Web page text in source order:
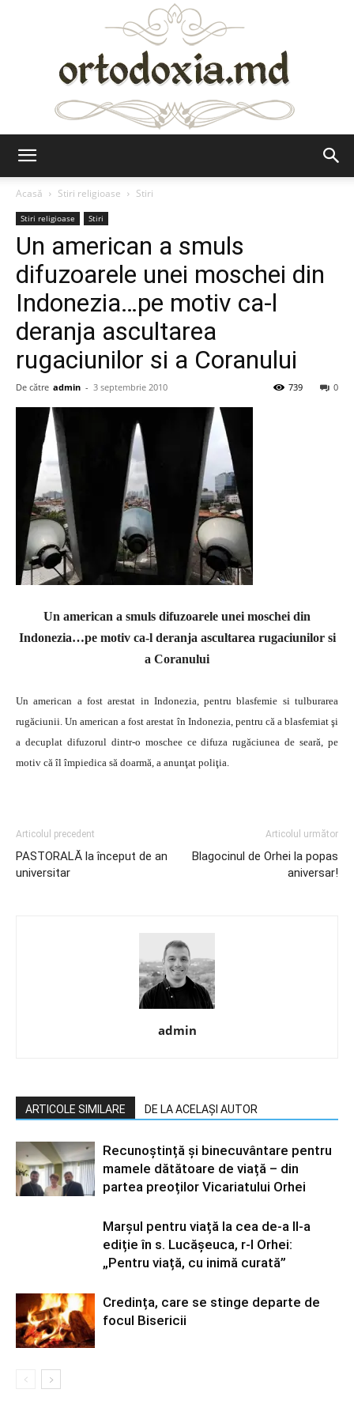
Acasă
Stiri religioase Stiri
Stiri religioase Stiri
Un american a smuls
difuzoarele unei moschei din
Indonezia…pe motiv ca-l
deranja ascultarea
rugaciunilor si a Coranului
De către admin - 3 septembrie 2010 0
739
Un american a smuls difuzoarele unei moschei din
Indonezia…pe motiv ca-l deranja ascultarea rugaciunilor si
a Coranului
Un american a fost arestat in Indonezia, pentru blasfemie si tulburarea
rugăciunii.Un american a fost arestat în Indonezia, pentru că a blasfemiat şi
a decuplat difuzorul dintr-o moschee ce difuza rugăciunea de seară, pe
motiv că îl împiedica să doarmă, a anunţat poliţia.
Articolul precedent
PASTORALĂ la început de an
universitar
Articolul următor
Blagocinul de Orhei la popas
aniversar!
admin
ARTICOLE SIMILARE DE LA ACELAȘI AUTOR
Recunoștință și binecuvântare pentru
mamele dătătoare de viață – din
partea preoților Vicariatului Orhei
Marșul pentru viață la cea de-a II-a
ediție în s. Lucășeuca, r-l Orhei:
„Pentru viață, cu inimă curată”
Credința, care se stinge departe de
focul Bisericii